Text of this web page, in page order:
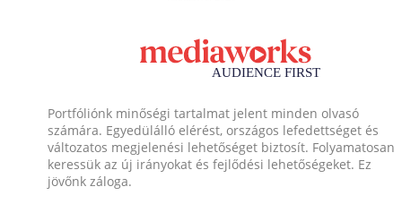
Portfóliónk minőségi tartalmat jelent minden olvasó
számára. Egyedülálló elérést, országos lefedettséget és
változatos megjelenési lehetőséget biztosít. Folyamatosan
keressük az új irányokat és fejlődési lehetőségeket. Ez
jövőnk záloga.